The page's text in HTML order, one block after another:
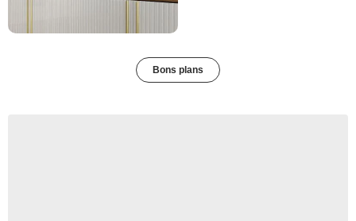
Bons plans